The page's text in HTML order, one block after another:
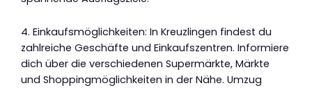
4. Einkaufsmöglichkeiten: In Kreuzlingen findest du
zahlreiche Geschäfte und Einkaufszentren. Informiere
dich über die verschiedenen Supermärkte, Märkte
und Shoppingmöglichkeiten in der Nähe. Umzug